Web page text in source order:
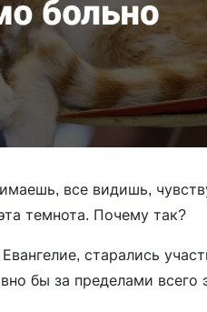
все видишь,
темнота. Почему так?
старались
бы за пределами всего